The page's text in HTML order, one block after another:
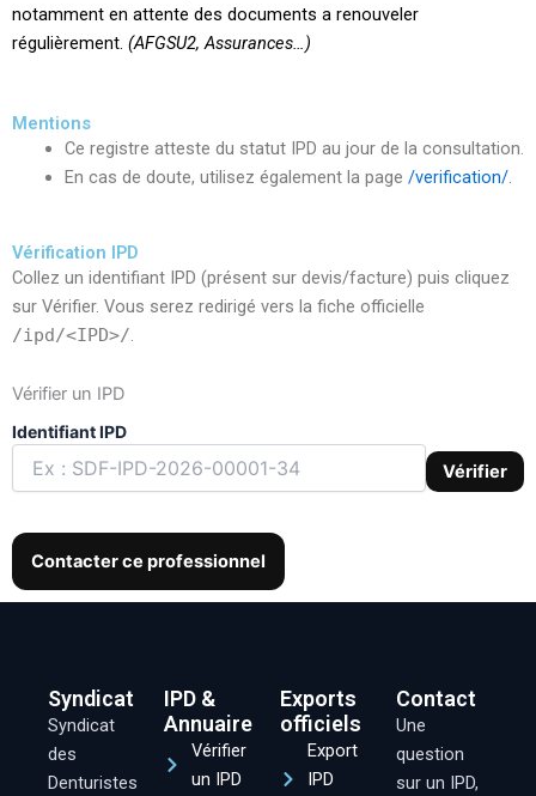
notamment en attente des documents a renouveler
régulièrement. (AFGSU2, Assurances…)
Mentions
Ce registre atteste du statut IPD au jour de la consultation.
En cas de doute, utilisez également la page /verification/.
Vérification IPD
Collez un identifiant IPD (présent sur devis/facture) puis cliquez
sur Vérifier. Vous serez redirigé vers la fiche officielle
/ipd/<IPD>/.
Vérifier un IPD
Identifiant IPD
Vérifier
Contacter ce professionnel
Syndicat
Syndicat
des
Denturistes
IPD &
Annuaire
Vérifier
un IPD
Exports
officiels
Export
IPD
Contact
Une
question
sur un IPD,